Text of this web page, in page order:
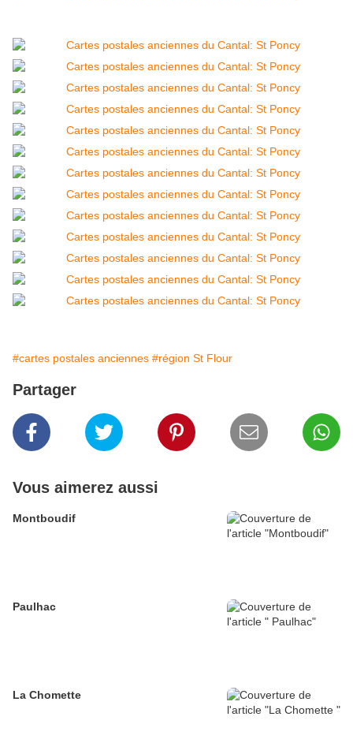
#cartes postales anciennes #région St Flour
Partager
Vous aimerez aussi
Montboudif
Paulhac
La Chomette